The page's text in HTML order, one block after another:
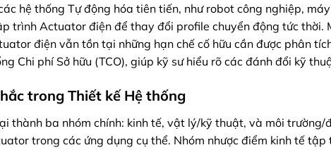
hệ thống Tự động hóa tiên tiến, như robot công nghiệp,
trình Actuator điện để thay đổi profile chuyển động tức thời.
điện vẫn tồn tại những hạn chế cố hữu cần được phân
Chi phí Sở hữu (TCO), giúp kỹ sư hiểu rõ các đánh đổi kỹ
trong Thiết kế Hệ thống
thành ba nhóm chính: kinh tế, vật lý/kỹ thuật, và môi trường/
trong các ứng dụng cụ thể. Nhóm nhược điểm kinh tế tập